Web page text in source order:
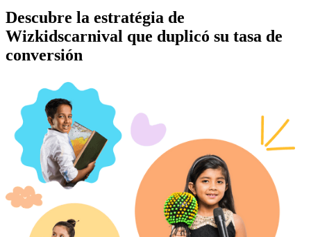
Descubre la estratégia de
Wizkidscarnival que duplicó su tasa de
conversión